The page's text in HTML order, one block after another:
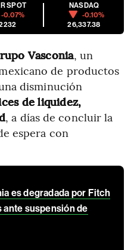
SPOT
-0.07%
NASDAQ
-0.10%
26,337.38
Vasconia, un
de productos
disminución
de liquidez,
, a días de concluir la
espera con
es degradada por Fitch
ante suspensión de